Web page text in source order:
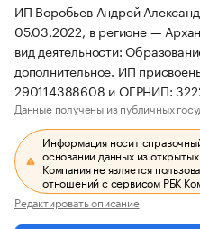
ИП Воробьев Андрей
05.03.2022, в регионе —
вид деятельности:
дополнительное. ИП
290114388608 и ОГРНИП:
Данные получены из публичных
Информация носит
основании данных из открытых
Компания не является
отношений с сервисом РБК
Редактировать описание